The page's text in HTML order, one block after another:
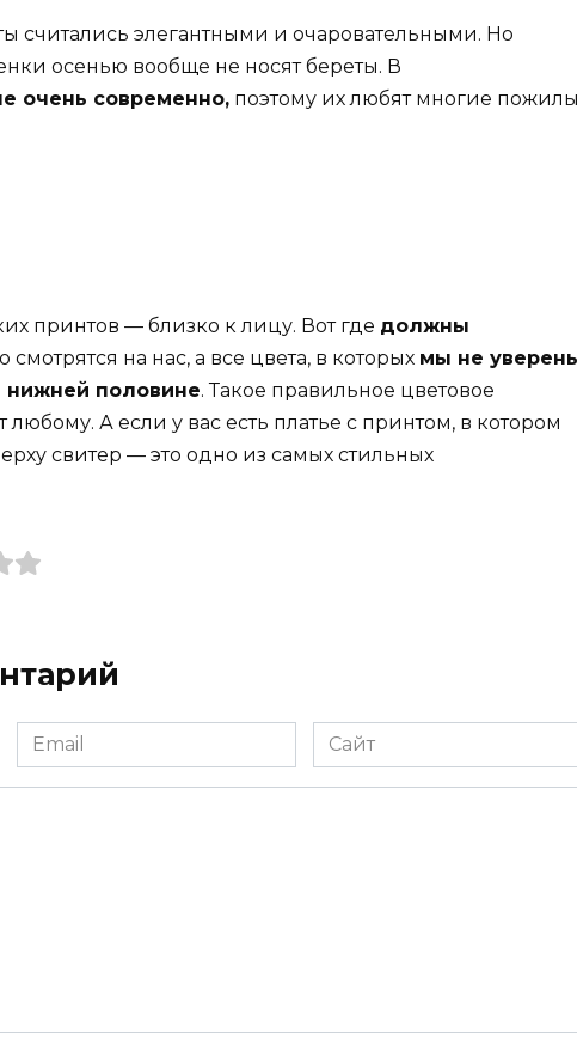
считались элегантными и очаровательными. Но
осенью вообще не носят береты. В
очень современно, поэтому их любят многие
принтов — близко к лицу. Вот где должны
на нас, а все цвета, в которых мы не
нижней половине. Такое правильное цветовое
А если у вас есть платье с принтом, в котором
свитер — это одно из самых стильных
Email
*
Сайт